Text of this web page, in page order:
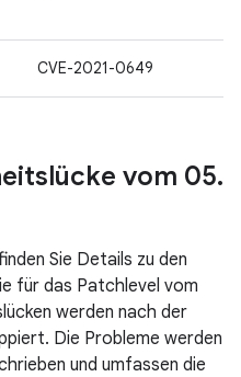
CVE-2021-0649
vom 05.
Sie Details zu den
für das Patchlevel vom
werden nach der
Die Probleme werden
und umfassen die